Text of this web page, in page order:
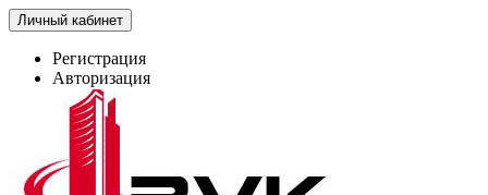
Личный кабинет
Регистрация
Авторизация